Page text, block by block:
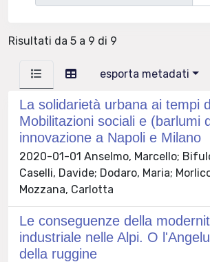
Risultati da 5 a 9 di 9
esporta metadati
La solidarietà urbana ai tempi
Mobilitazioni sociali e (barlumi
innovazione a Napoli e Milano
2020-01-01 Anselmo, Marcello;
Caselli, Davide; Dodaro, Maria;
Mozzana, Carlotta
Le conseguenze della
industriale nelle Alpi. O
della ruggine